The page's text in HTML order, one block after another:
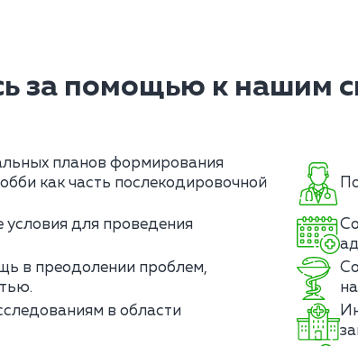
за помощью к нашим
планов формирования
как часть послекодировочной
для проведения
в преодолении проблем,
в области